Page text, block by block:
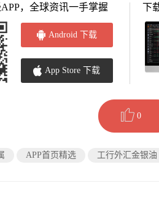
，全球资讯一手掌握
Android 下载
App Store 下载
下
0
APP首页精选 工行外汇金银油